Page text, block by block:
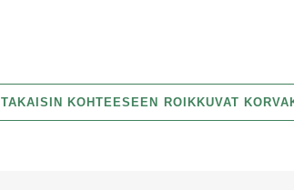
TAKAISIN KOHTEESEEN ROIKKUVAT